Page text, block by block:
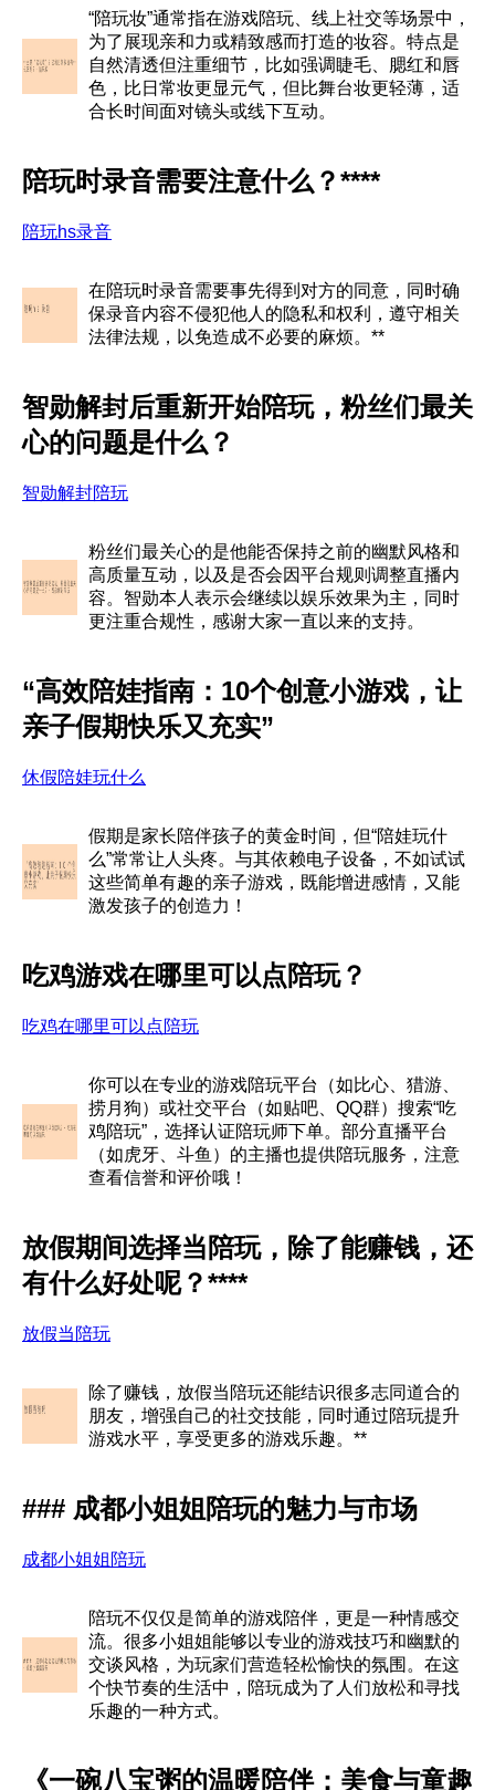
“陪玩妆”通常指在游戏陪玩、线上社交等场景中，
为了展现亲和力或精致感而打造的妆容。特点是
自然清透但注重细节，比如强调睫毛、腮红和唇
色，比日常妆更显元气，但比舞台妆更轻薄，适
合长时间面对镜头或线下互动。
陪玩时录音需要注意什么？****
陪玩hs录音
在陪玩时录音需要事先得到对方的同意，同时确
保录音内容不侵犯他人的隐私和权利，遵守相关
法律法规，以免造成不必要的麻烦。**
智勋解封后重新开始陪玩，粉丝们最关
心的问题是什么？
智勋解封陪玩
粉丝们最关心的是他能否保持之前的幽默风格和
高质量互动，以及是否会因平台规则调整直播内
容。智勋本人表示会继续以娱乐效果为主，同时
更注重合规性，感谢大家一直以来的支持。
“高效陪娃指南：10个创意小游戏，让
亲子假期快乐又充实”
休假陪娃玩什么
假期是家长陪伴孩子的黄金时间，但“陪娃玩什
么”常常让人头疼。与其依赖电子设备，不如试试
这些简单有趣的亲子游戏，既能增进感情，又能
激发孩子的创造力！
吃鸡游戏在哪里可以点陪玩？
吃鸡在哪里可以点陪玩
你可以在专业的游戏陪玩平台（如比心、猎游、
捞月狗）或社交平台（如贴吧、QQ群）搜索“吃
鸡陪玩”，选择认证陪玩师下单。部分直播平台
（如虎牙、斗鱼）的主播也提供陪玩服务，注意
查看信誉和评价哦！
放假期间选择当陪玩，除了能赚钱，还
有什么好处呢？****
放假当陪玩
除了赚钱，放假当陪玩还能结识很多志同道合的
朋友，增强自己的社交技能，同时通过陪玩提升
游戏水平，享受更多的游戏乐趣。**
### 成都小姐姐陪玩的魅力与市场
成都小姐姐陪玩
陪玩不仅仅是简单的游戏陪伴，更是一种情感交
流。很多小姐姐能够以专业的游戏技巧和幽默的
交谈风格，为玩家们营造轻松愉快的氛围。在这
个快节奏的生活中，陪玩成为了人们放松和寻找
乐趣的一种方式。
《一碗八宝粥的温暖陪伴：美食与童趣